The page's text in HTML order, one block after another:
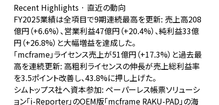
Recent Highlights · 直近の動向
FY2025業績は全項目で9期連続最高を更新: 売上高208
億円（+6.6%）、営業利益47億円（+20.4%）、純利益33億
円（+26.8%）と大幅増益を達成した。
「mcframe」ライセンス売上が51億円（+17.3%）と過去最
高を連続更新: 高粗利ライセンスの伸長が売上総利益率
を3.5ポイント改善し、43.8%に押し上げた。
シムトップス社へ資本参加: ペーパーレス帳票ソリューシ
ョン「i-Reporter」のOEM版「mcframe RAKU-PAD」の海